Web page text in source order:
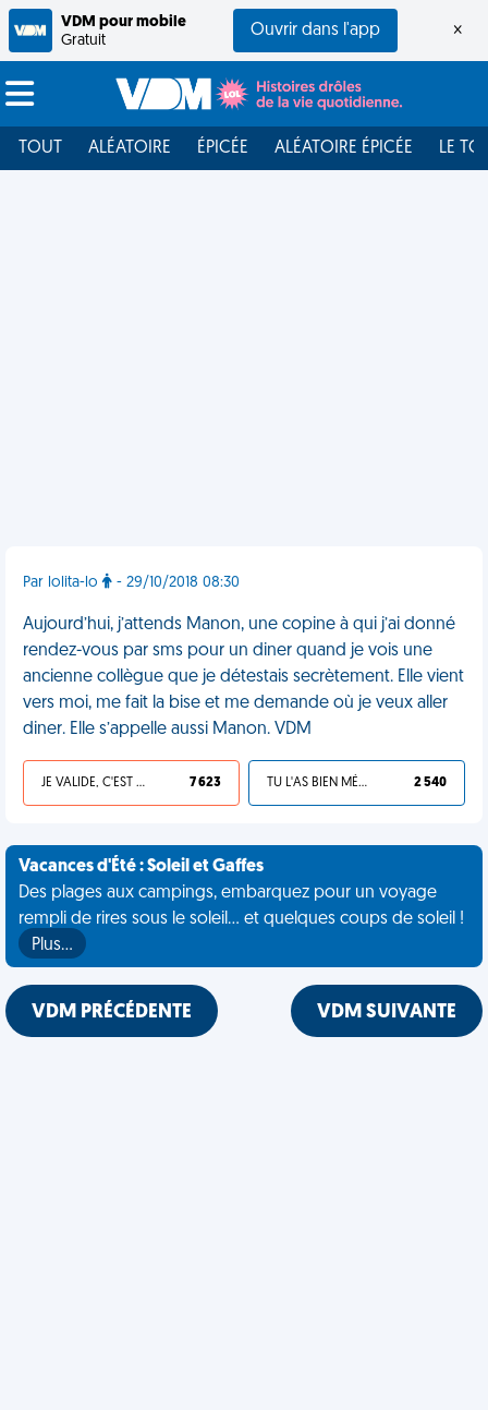
VDM pour mobile
Gratuit
Ouvrir dans l'app ×
TOUT ALÉATOIRE ÉPICÉE ALÉATOIRE ÉPICÉE LE
Par lolita-lo - 29/10/2018 08:30
Aujourd’hui, j’attends Manon, une copine à qui j’ai donné
rendez-vous par sms pour un diner quand je vois une
ancienne collègue que je détestais secrètement. Elle vient
vers moi, me fait la bise et me demande où je veux aller
diner. Elle s’appelle aussi Manon. VDM
JE VALIDE, C'EST UNE VDM 7 623 TU L'AS BIEN MÉRITÉ 2 540
Vacances d'Été : Soleil et Gaffes
Des plages aux campings, embarquez pour un voyage
rempli de rires sous le soleil... et quelques coups de soleil !
Plus…
VDM PRÉCÉDENTE VDM SUIVANTE